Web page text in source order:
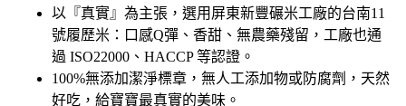
以『真實』為主張，選用屏東新豐碾米工廠的台南11
號履歷米：口感Q彈、香甜、無農藥殘留，工廠也通
過 ISO22000、HACCP 等認證。
100%無添加潔淨標章，無人工添加物或防腐劑，天然
好吃，給寶寶最真實的美味。